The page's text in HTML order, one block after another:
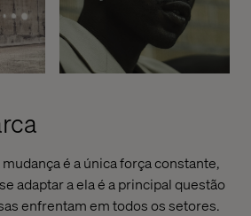
é a única força constante,
adaptara elaé a principal questão
enfrentam em todos os setores.